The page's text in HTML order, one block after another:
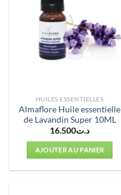
HUILES ESSENTIELLES
Almaflore Huile essentielle
de Lavandin Super 10ML
د.ت16.500
AJOUTER AU PANIER